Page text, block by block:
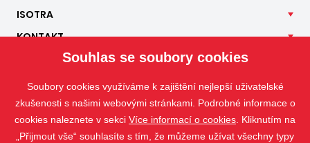
ISOTRA
KONTAKT
Souhlas se soubory cookies
Soubory cookies využíváme k zajištění nejlepší uživatelské
zkušenosti s našimi webovými stránkami. Podrobné informace o
cookies naleznete v sekci Více informací o cookies . Kliknutím na
„Přijmout vše“ souhlasíte s tím, že můžeme užívat všechny typy